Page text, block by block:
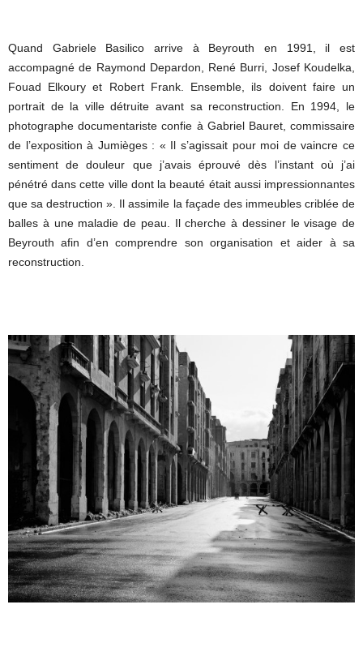
Quand Gabriele Basilico arrive à Beyrouth en 1991, il est
accompagné de Raymond Depardon, René Burri, Josef Koudelka,
Fouad Elkoury et Robert Frank. Ensemble, ils doivent faire un
portrait de la ville détruite avant sa reconstruction. En 1994, le
photographe documentariste confie à Gabriel Bauret, commissaire
de l’exposition à Jumièges : « Il s’agissait pour moi de vaincre ce
sentiment de douleur que j’avais éprouvé dès l’instant où j’ai
pénétré dans cette ville dont la beauté était aussi impressionnantes
que sa destruction ». Il assimile la façade des immeubles criblée de
balles à une maladie de peau. Il cherche à dessiner le visage de
Beyrouth afin d’en comprendre son organisation et aider à sa
reconstruction.